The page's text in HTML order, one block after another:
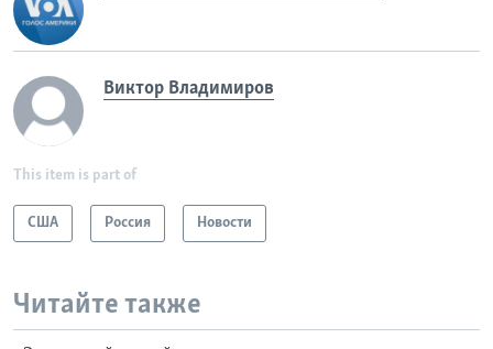
Виктор Владимиров
This item is part of
США Россия Новости
Читайте также